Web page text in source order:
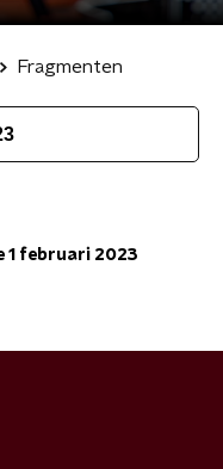
Fragmenten
1 februari 2023